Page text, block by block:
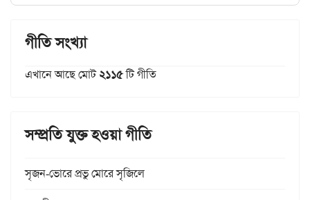
গীতি সংখ্যা
এখানে আছে মোট২১১৫টি গীতি
সম্প্রতি যুক্ত হওয়া গীতি
সৃজন-ভোরে প্রভু মোরে সৃজিলে